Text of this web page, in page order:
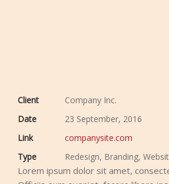
Client
Company Inc.
Date
23 September, 2016
Link
companysite.com
Type
Redesign, Branding,
Lorem ipsum dolor sit amet,